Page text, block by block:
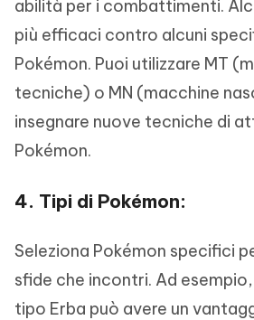
abilità per i combattimenti.
più efficaci contro alcuni
Pokémon. Puoi utilizzare MT
tecniche) o MN (macchine
insegnare nuove tecniche di
Pokémon.
4. Tipi di Pokémon:
Seleziona Pokémon specifici
sfide che incontri. Ad
tipo Erba può avere un